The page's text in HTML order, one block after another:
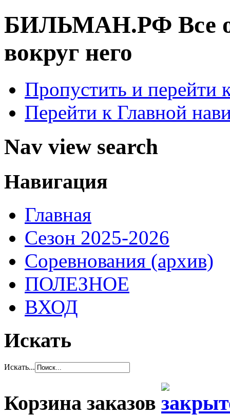
БИЛЬМАН.РФ Все
вокруг него
Пропустить и перейти
Перейти к Главной
Nav view search
Навигация
Главная
Сезон 2025-2026
Соревнования (архив)
ПОЛЕЗНОЕ
ВХОД
Искать
Искать...
Корзина заказов